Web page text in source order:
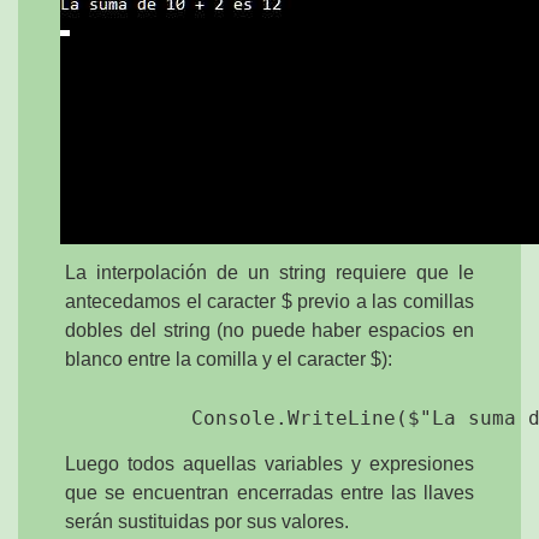
La interpolación de un string requiere que le
antecedamos el caracter $ previo a las comillas
dobles del string (no puede haber espacios en
blanco entre la comilla y el caracter $):
Luego todos aquellas variables y expresiones
que se encuentran encerradas entre las llaves
serán sustituidas por sus valores.